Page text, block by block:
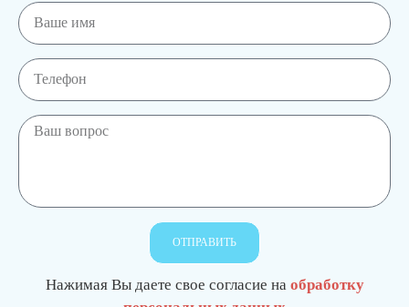
ОТПРАВИТЬ
Нажимая Вы даете свое согласие на обработку